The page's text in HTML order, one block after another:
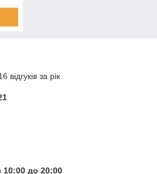
відгуків за рік
10:00 до 20:00